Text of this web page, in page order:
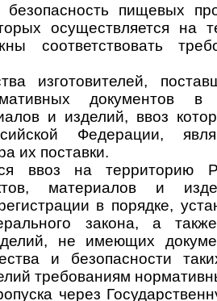
пищевых
осуществляется на
соответствовать
изготовителей,
документов
и изделий, ввоз
Федерации,
их поставки.
ввоз на территорию
материалов и
в порядке,
закона, а
не имеющих
и безопасности
требованиям
через